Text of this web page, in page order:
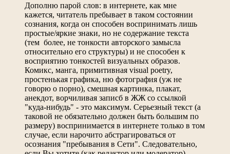
Дополню парой слов: в интернете, как мне
кажется, читатель пребывает в таком состоянии
сознания, когда он способен воспринимать лишь
простые/яркие знаки, но не содержание текста
(тем более, не тонкости авторского замысла
относительно его структуры) и не способен к
восприятию тонкостей визуальных образов.
Комикс, манга, примитивная visual poetry,
простенькая графика, ню фотография (уж не
говорю о порно), смешная картинка, плакат,
анекдот, ворчиливая записб в ЖЖ со ссылкой
"куда-нибудь" - это максимум. Серьезный текст (а
таковой не обязательно должен быть большим по
размеру) воспринимается в интернете только в том
случае, если нарочито абстрагироваться от
осознания "пребывания в Сети". Следовательно,